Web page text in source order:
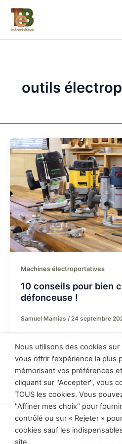
contenu
outils
Machines électroportatives
10 conseils pour bien
défonceuse !
Samuel Mamias /24 septembre
Et si nous faisions le tour des
bien choisir une défonceuse.
permettre de faire vous-
à cette question.
Politique de
Conditions
Nous utilisons des cookies
vous offrir l'expérience la plus
mémorisant vos préférences
cliquant sur "Accepter", vous
TOUS les cookies. Vous
"Affiner mes choix" pour
contrôlé ou sur « Rejeter »
cookies sauf les
site.